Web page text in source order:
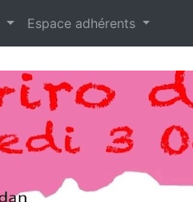
Espace adhérents